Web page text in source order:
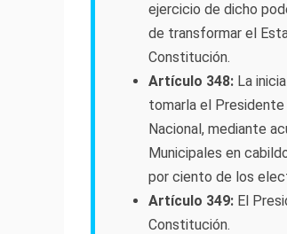
ejercicio de dicho
de transformar el
Constitución.
Artículo 348: La
tomarla el Presidente
Nacional, mediante
Municipales en
por ciento de los
Artículo 349: El
Constitución.